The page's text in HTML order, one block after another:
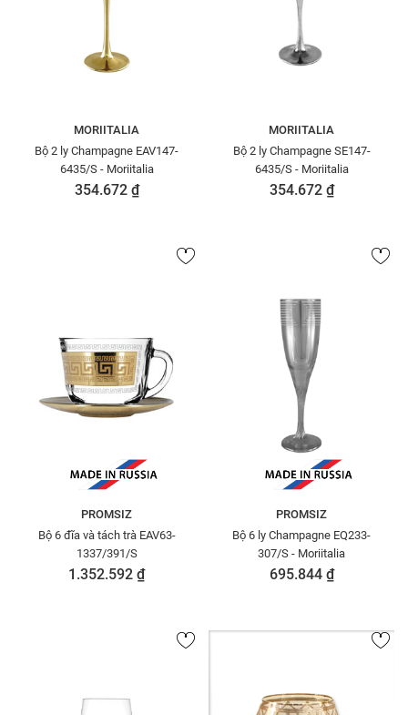
MORIITALIA
Bộ 2 ly Champagne EAV147-
6435/S - Moriitalia
354.672 ₫
MORIITALIA
Bộ 2 ly Champagne SE147-
6435/S - Moriitalia
354.672 ₫
PROMSIZ
Bộ 6 đĩa và tách trà EAV63-
1337/391/S
1.352.592 ₫
PROMSIZ
Bộ 6 ly Champagne EQ233-
307/S - Moriitalia
695.844 ₫